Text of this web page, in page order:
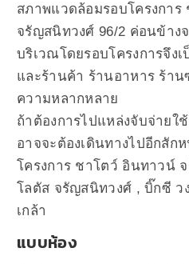
สภาพแวดล้อมรอบโครงกา
จรัญสนิทวงศ์ 96/2 ค่อนข้าง
บริเวณโดยรอบโครงการจึ
และร้านค้า ร้านอาหาร ร้า
ความหลากหลาย
ถ้าต้องการไปแหล่งจับจ่ายใ
อาจจะต้องเดินทางไปอีกสัก
โครงการ ชาโตว์ อินทาวน์
โลตัส จรัญสนิทวงศ์ , บิ๊กซี ว
เกล้า
แบบห้อง